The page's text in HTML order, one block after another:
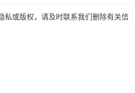
私或版权，请及时联系我们删除有关信